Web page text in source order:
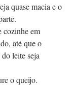
quase macia e o
cozinhe em
até que o
leite seja
o queijo.